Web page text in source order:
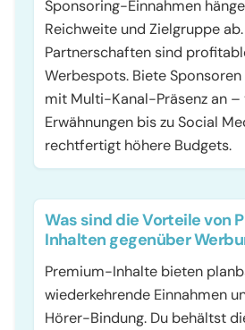
Sponsoring-Einnahmen
Reichweite und Zielgruppe
Partnerschaften sind
Werbespots. Biete
mit Multi-Kanal-Präsenz an
Erwähnungen bis zu Social
rechtfertigt höhere Budgets.
Was sind die Vorteile von
Inhalten gegenüber
Premium-Inhalte bieten
wiederkehrende Einnahmen
Hörer-Bindung. Du behältst